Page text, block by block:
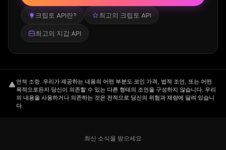
크립토 API란? 최고의 크립토 API
최고의 지갑 API
면책 조항. 우리가 제공하는 내용의 어떤 부분도 코인 가격, 법적 조언, 또는 어떤
목적으로든지 당신이 의존할 수 있는 다른 형태의 조언을 구성하지 않습니다. 우리
의 내용을 사용하거나 의존하는 것은 전적으로 당신의 위험과 재량에 달려 있습니
다.
최신 소식을 받으세요